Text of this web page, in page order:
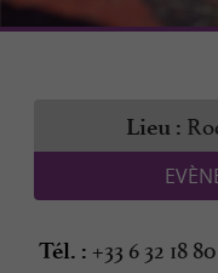
Lieu :
Tél. : +33 6 32 18 80